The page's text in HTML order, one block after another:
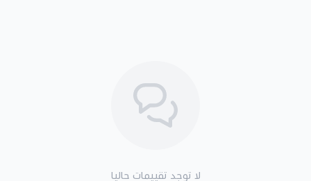
لا توجد تقييمات حاليا